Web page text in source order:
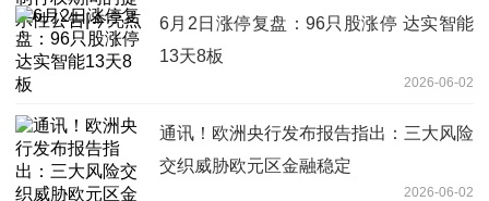
6月2日涨停复盘：96只股涨停 达实智能
13天8板
2026-06-02
通讯！欧洲央行发布报告指出：三大风险
交织威胁欧元区金融稳定
2026-06-02